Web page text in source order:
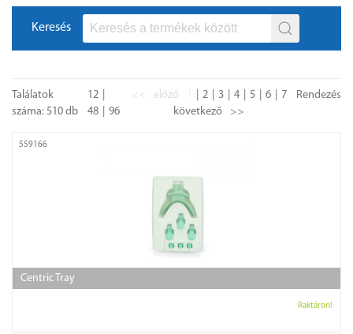
Keresés
Találatok
száma: 510 db
12
48
96
<< előző 2 3 4 5 6
7
következő
>>
Rendezés
559166
Centric Tray
Raktáron!